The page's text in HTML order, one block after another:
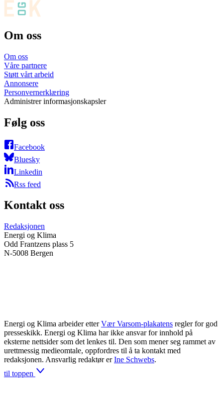
Om oss
Om oss
Våre partnere
Støtt vårt arbeid
Annonsere
Personvernerklæring
Administrer informasjonskapsler
Følg oss
Facebook
Bluesky
Linkedin
Rss feed
Kontakt oss
Redaksjonen
Energi og Klima
Odd Frantzens plass 5
N-5008 Bergen
Energi og Klima arbeider etter Vær Varsom-plakatens regler for god
presseskikk. Energi og Klima har ikke ansvar for innhold på
eksterne nettsider som det lenkes til. Den som mener seg rammet av
urettmessig medieomtale, oppfordres til å ta kontakt med
redaksjonen. Ansvarlig redaktør er Ine Schwebs.
til toppen